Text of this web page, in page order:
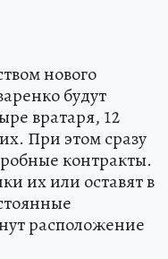
нового
будут
вратаря, 12
При этом сразу
контракты.
их или оставят в
расположение